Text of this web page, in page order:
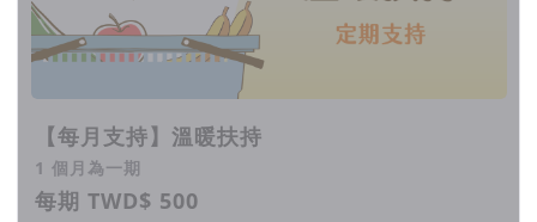
【每月支持】溫暖扶持
1 個月為一期
每期 TWD$ 500